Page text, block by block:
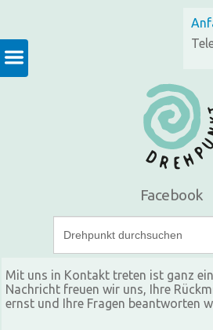
Facebook
Mit uns in Kontakt treten ist ganz
Nachricht freuen wir uns, Ihre
ernst und Ihre Fragen beantworten